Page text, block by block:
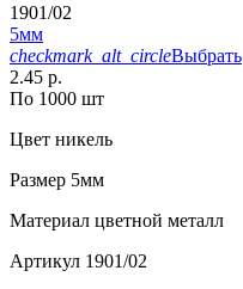
1901/02
5мм
checkmark_alt_circleВыбрать
2.45 р.
По 1000 шт
Цвет никель
Размер 5мм
Материал цветной металл
Артикул 1901/02